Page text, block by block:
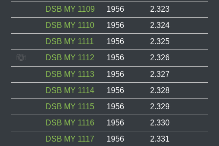
DSB MY 1109
1956 2.323
DSB MY 1110
1956 2.324
DSB MY 1111
1956 2.325
DSB MY 1112
1956 2.326
DSB MY 1113
1956 2.327
DSB MY 1114
1956 2.328
DSB MY 1115
1956 2.329
DSB MY 1116
1956 2.330
DSB MY 1117
1956 2.331